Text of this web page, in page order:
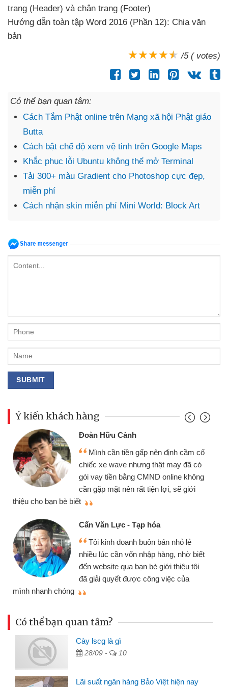
trang (Header) và chân trang (Footer)
Hướng dẫn toàn tập Word 2016 (Phần 12): Chia văn
bản
/5 ( votes)
Có thể bạn quan tâm:
Cách Tắm Phật online trên Mạng xã hội Phật giáo
Butta
Cách bật chế độ xem vệ tinh trên Google Maps
Khắc phục lỗi Ubuntu không thể mở Terminal
Tải 300+ màu Gradient cho Photoshop cực đẹp,
miễn phí
Cách nhận skin miễn phí Mini World: Block Art
Ý kiến khách hàng
Đoàn Hữu Cảnh
Mình cần tiền gấp nên định cầm cố
chiếc xe wave nhưng thật may đã có
gói vay tiền bằng CMND online không
cần gặp mặt nên rất tiện lợi, sẽ giới
thiệu cho bạn bè biết
Cấn Văn Lực - Tạp hóa
Tôi kinh doanh buôn bán nhỏ lẻ
nhiều lúc cần vốn nhập hàng, nhờ biết
đến website qua bạn bè giới thiệu tôi
đã giải quyết được công việc của
mình nhanh chóng
Có thể bạn quan tâm?
Cày lscg là gì
28/09 - 10
Lãi suất ngân hàng Bảo Việt hiện nay